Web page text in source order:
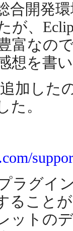
合開発
が、
富なの
想を書
加した
た。
ラグイ
ること
ットの